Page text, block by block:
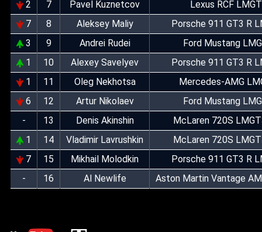
2
7 Pavel Kuznetcov
Lexus RCF
7
8 Aleksey Maliy
Porsche 911 GT3 R
3
9 Andrei Rudei
Ford Mustang
1
10 Alexey Savelyev
Porsche 911 GT3 R
1
11 Oleg Nekhotsa
Mercedes-AMG
6
12 Artur Nikolaev
Ford Mustang
-
13 Denis Akinshin
McLaren 720S
1
14 Vladimir Lavrushkin
McLaren 720S
7
15 Mikhail Molodkin
Porsche 911 GT3 R
-
16 Al Newlife Aston Martin Vantage